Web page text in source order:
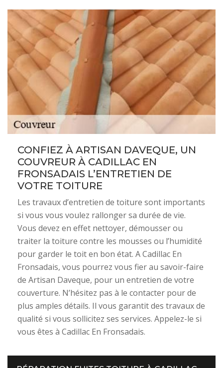
CONFIEZ À ARTISAN DAVEQUE, UN
COUVREUR À CADILLAC EN
FRONSADAIS L’ENTRETIEN DE
VOTRE TOITURE
Les travaux d’entretien de toiture sont importants
si vous vous voulez rallonger sa durée de vie.
Vous devez en effet nettoyer, démousser ou
traiter la toiture contre les mousses ou l’humidité
pour garder le toit en bon état. A Cadillac En
Fronsadais, vous pourrez vous fier au savoir-faire
de Artisan Daveque, pour un entretien de votre
couverture. N’hésitez pas à le contacter pour de
plus amples détails. Il vous garantit des travaux de
qualité si vous sollicitez ses services. Appelez-le si
vous êtes à Cadillac En Fronsadais.